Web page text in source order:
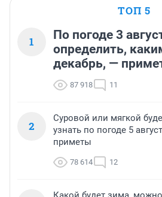
ТОП 5
1
По погоде 3
определить,
декабрь, —
87 918 11
2
Суровой или мягкой
узнать по погоде 5
приметы
78 614 12